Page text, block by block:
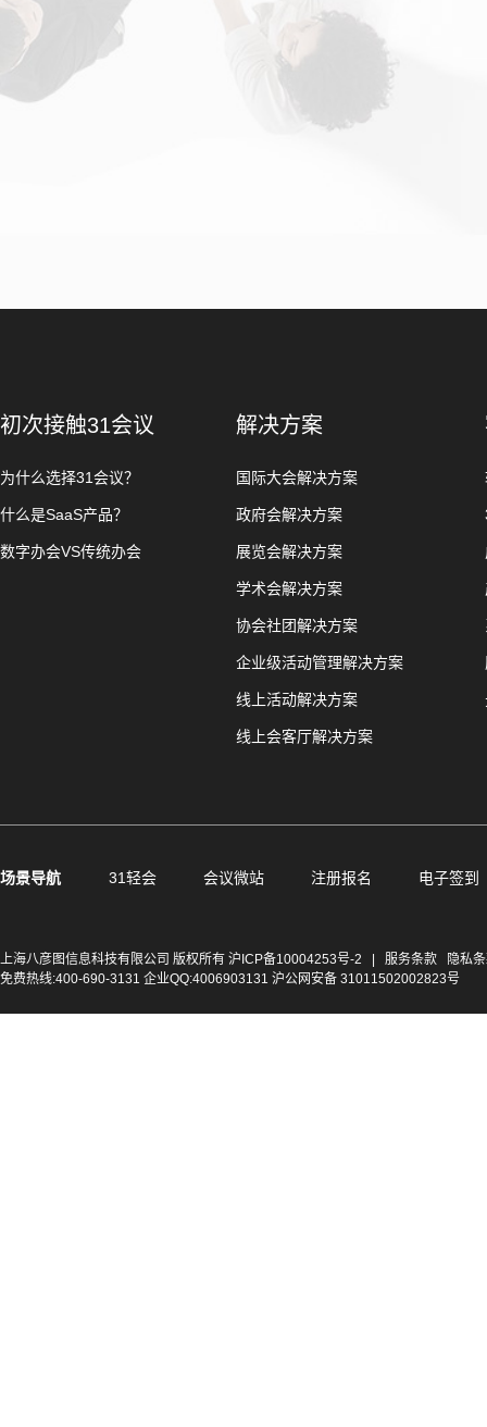
初次接触31会议
为什么选择31会议？
什么是SaaS产品？
数字办会VS传统办会
解决方案
国际大会解决方案
政府会解决方案
展览会解决方案
学术会解决方案
协会社团解决方案
企业级活动管理解决方案
线上活动解决方案
线上会客厅解决方案
场景导航 31轻会 会议微站 注册报名 电子签到
上海八彦图信息科技有限公司 版权所有 沪ICP备10004253号-2 服务条款
隐私
免费热线:400-690-3131 企业QQ:4006903131 沪公网安备 31011502002823号